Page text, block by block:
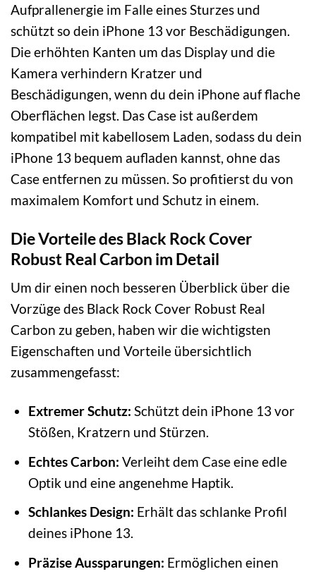
Aufprallenergie im Falle eines Sturzes und
schützt so dein iPhone 13 vor Beschädigungen.
Die erhöhten Kanten um das Display und die
Kamera verhindern Kratzer und
Beschädigungen, wenn du dein iPhone auf flache
Oberflächen legst. Das Case ist außerdem
kompatibel mit kabellosem Laden, sodass du dein
iPhone 13 bequem aufladen kannst, ohne das
Case entfernen zu müssen. So profitierst du von
maximalem Komfort und Schutz in einem.
Die Vorteile des Black Rock Cover
Robust Real Carbon im Detail
Um dir einen noch besseren Überblick über die
Vorzüge des Black Rock Cover Robust Real
Carbon zu geben, haben wir die wichtigsten
Eigenschaften und Vorteile übersichtlich
zusammengefasst:
Extremer Schutz: Schützt dein iPhone 13 vor
Stößen, Kratzern und Stürzen.
Echtes Carbon: Verleiht dem Case eine edle
Optik und eine angenehme Haptik.
Schlankes Design: Erhält das schlanke Profil
deines iPhone 13.
Präzise Aussparungen: Ermöglichen einen